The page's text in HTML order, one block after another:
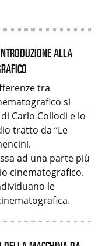
ALLA
tra
si
Carlo Collodi e lo
tratto da “Le
ad una parte più
cinematografico.
le